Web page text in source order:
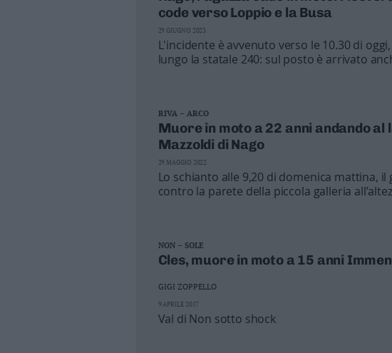
code verso Loppio e la Busa
L'incidente è avvenuto verso le 10.30 di
lungo la statale 240: sul posto è arrivato
29 GIUGNO 2023
RIVA – ARCO
Muore in moto a 22 anni andando
Mazzoldi di Nago
Lo schianto alle 9,20 di domenica mattina,
contro la parete della piccola galleria
29 MAGGIO 2022
NON – SOLE
Cles, muore in moto a 15 anni
Val di Non sotto shock
GIGI ZOPPELLO
9 APRILE 2017